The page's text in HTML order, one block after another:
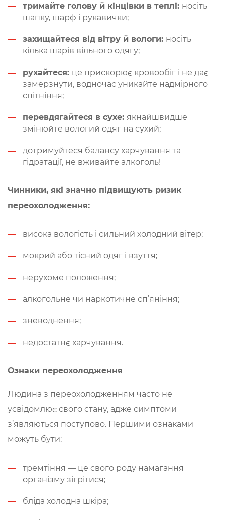
тримайте голову й кінцівки в теплі: носіть
шапку, шарф і рукавички;
захищайтеся від вітру й вологи: носіть
кілька шарів вільного одягу;
рухайтеся: це прискорює кровообіг і не дає
замерзнути, водночас уникайте надмірного
спітніння;
перевдягайтеся в сухе: якнайшвидше
змінюйте вологий одяг на сухий;
дотримуйтеся балансу харчування та
гідратації, не вживайте алкоголь!
Чинники, які значно підвищують ризик
переохолодження:
висока вологість і сильний холодний вітер;
мокрий або тісний одяг і взуття;
нерухоме положення;
алкогольне чи наркотичне сп’яніння;
зневоднення;
недостатнє харчування.
Ознаки переохолодження
Людина з переохолодженням часто не
усвідомлює свого стану, адже симптоми
з’являються поступово. Першими ознаками
можуть бути:
тремтіння — це свого роду намагання
організму зігрітися;
бліда холодна шкіра;